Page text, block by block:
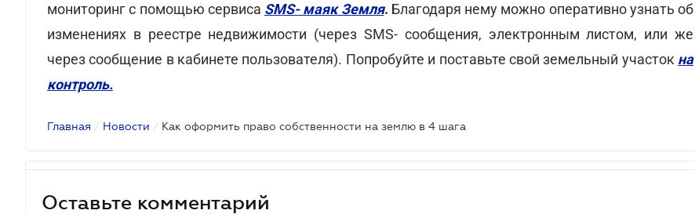
мониторинг с помощью сервиса SMS- маяк Земля. Благодаря нему можно оперативно узнать об
изменениях в реестре недвижимости (через SMS- сообщения, электронным листом, или же
через сообщение в кабинете пользователя). Попробуйте и поставьте свой земельный участок на
контроль.
Главная / Новости / Как оформить право собственности на землю в 4 шага
Оставьте комментарий